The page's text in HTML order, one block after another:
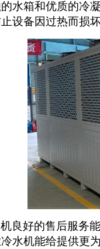
水箱和优质的冷
设备因过热而损
良好的售后服务
水机能给提供更